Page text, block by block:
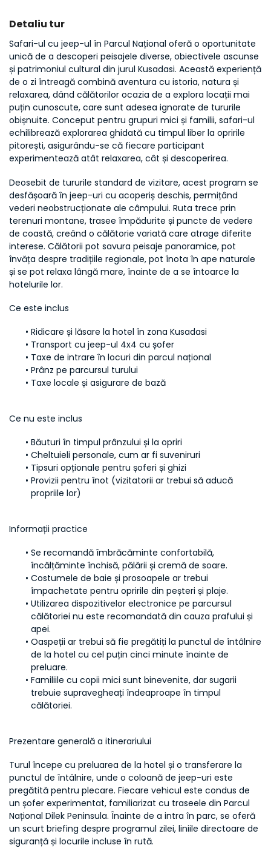
Detaliu tur
Safari-ul cu jeep-ul în Parcul Național oferă o oportunitate
unică de a descoperi peisajele diverse, obiectivele ascunse
și patrimoniul cultural din jurul Kusadasi. Această experiență
de o zi întreagă combină aventura cu istoria, natura și
relaxarea, dând călătorilor ocazia de a explora locații mai
puțin cunoscute, care sunt adesea ignorate de tururile
obișnuite. Conceput pentru grupuri mici și familii, safari-ul
echilibrează explorarea ghidată cu timpul liber la opririle
pitorești, asigurându-se că fiecare participant
experimentează atât relaxarea, cât și descoperirea.
Deosebit de tururile standard de vizitare, acest program se
desfășoară în jeep-uri cu acoperiș deschis, permițând
vederi neobstrucționate ale câmpului. Ruta trece prin
terenuri montane, trasee împădurite și puncte de vedere
de coastă, creând o călătorie variată care atrage diferite
interese. Călătorii pot savura peisaje panoramice, pot
învăța despre tradițiile regionale, pot înota în ape naturale
și se pot relaxa lângă mare, înainte de a se întoarce la
hotelurile lor.
Ce este inclus
Ridicare și lăsare la hotel în zona Kusadasi
Transport cu jeep-ul 4x4 cu șofer
Taxe de intrare în locuri din parcul național
Prânz pe parcursul turului
Taxe locale și asigurare de bază
Ce nu este inclus
Băuturi în timpul prânzului și la opriri
Cheltuieli personale, cum ar fi suveniruri
Tipsuri opționale pentru șoferi și ghizi
Provizii pentru înot (vizitatorii ar trebui să aducă
propriile lor)
Informații practice
Se recomandă îmbrăcăminte confortabilă,
încălțăminte închisă, pălării și cremă de soare.
Costumele de baie și prosoapele ar trebui
împachetate pentru opririle din peșteri și plaje.
Utilizarea dispozitivelor electronice pe parcursul
călătoriei nu este recomandată din cauza prafului și
apei.
Oaspeții ar trebui să fie pregătiți la punctul de întâlnire
de la hotel cu cel puțin cinci minute înainte de
preluare.
Familiile cu copii mici sunt binevenite, dar sugarii
trebuie supravegheați îndeaproape în timpul
călătoriei.
Prezentare generală a itinerariului
Turul începe cu preluarea de la hotel și o transferare la
punctul de întâlnire, unde o coloană de jeep-uri este
pregătită pentru plecare. Fiecare vehicul este condus de
un șofer experimentat, familiarizat cu traseele din Parcul
Național Dilek Peninsula. Înainte de a intra în parc, se oferă
un scurt briefing despre programul zilei, liniile directoare de
siguranță și locurile incluse în rută.